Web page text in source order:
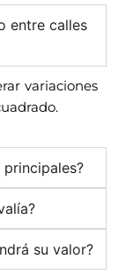
entre calles
variaciones
su valor?